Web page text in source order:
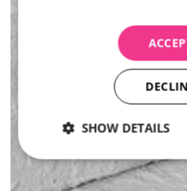
SHOW DETAILS
Strictly
necessary